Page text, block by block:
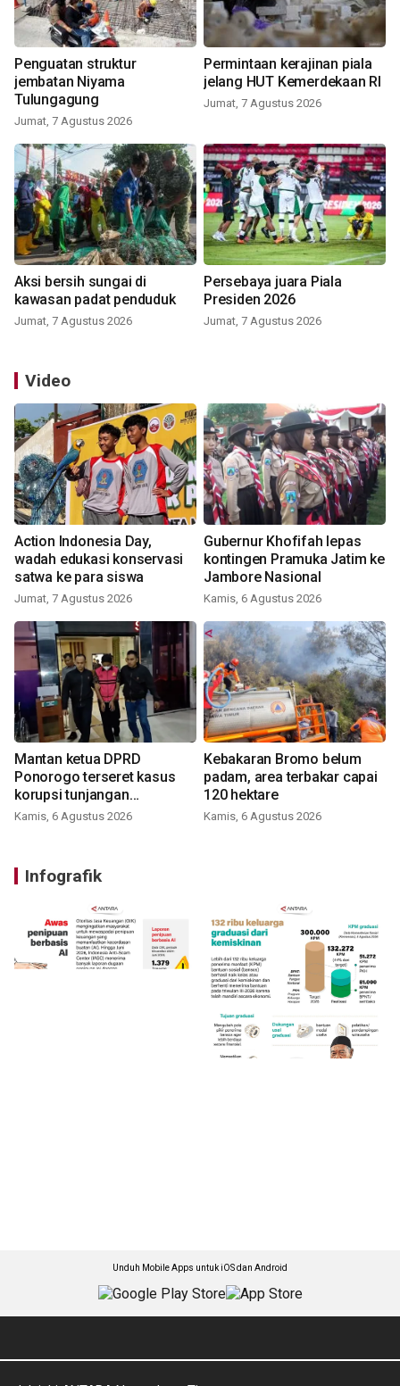
Penguatan struktur
jembatan Niyama
Tulungagung
Jumat, 7 Agustus 2026
Permintaan kerajinan piala
jelang HUT Kemerdekaan RI
Jumat, 7 Agustus 2026
Aksi bersih sungai di
kawasan padat penduduk
Jumat, 7 Agustus 2026
Persebaya juara Piala
Presiden 2026
Jumat, 7 Agustus 2026
Video
Action Indonesia Day,
wadah edukasi konservasi
satwa ke para siswa
Jumat, 7 Agustus 2026
Gubernur Khofifah lepas
kontingen Pramuka Jatim ke
Jambore Nasional
Kamis, 6 Agustus 2026
Mantan ketua DPRD
Ponorogo terseret kasus
korupsi tunjangan
perumahan
Kamis, 6 Agustus 2026
Kebakaran Bromo belum
padam, area terbakar capai
120 hektare
Kamis, 6 Agustus 2026
Infografik
Unduh Mobile Apps untuk iOS dan Android